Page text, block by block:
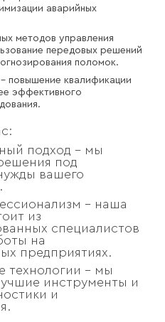
аварийных
методов управления
передовых решений
поломок.
повышение квалификации
эффективного
подход – мы
под
вашего
– наша
из
специалистов
на
предприятиях.
технологии – мы
инструменты и
и